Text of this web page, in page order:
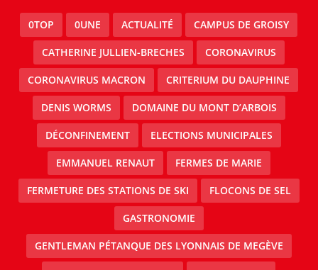
0TOP 0UNE ACTUALITÉ CAMPUS DE GROISY
CATHERINE JULLIEN-BRECHES CORONAVIRUS
CORONAVIRUS MACRON CRITERIUM DU DAUPHINE
DENIS WORMS DOMAINE DU MONT D’ARBOIS
DÉCONFINEMENT ELECTIONS MUNICIPALES
EMMANUEL RENAUT FERMES DE MARIE
FERMETURE DES STATIONS DE SKI FLOCONS DE SEL
GASTRONOMIE
GENTLEMAN PÉTANQUE DES LYONNAIS DE MEGÈVE